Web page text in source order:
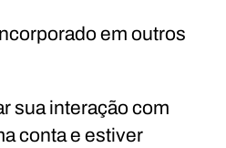
em outros
sua interação com
conta e estiver